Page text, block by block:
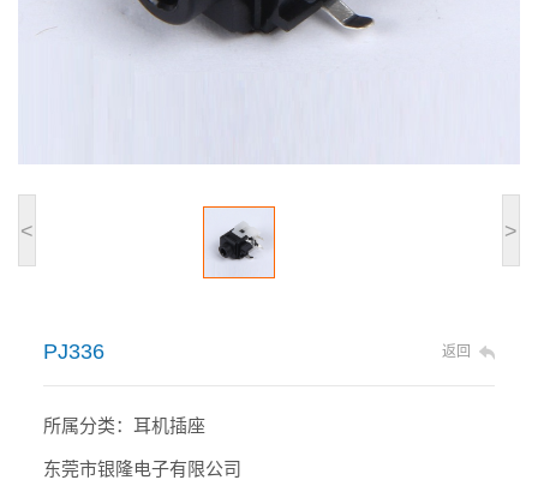
< >
PJ336 返回
所属分类：耳机插座
东莞市银隆电子有限公司